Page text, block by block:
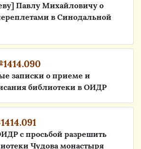
Павлу Михайловичу о
в Синодальной
записки о приеме и
библиотеки в ОИДР
с просьбой разрешить
Чудова монастыря